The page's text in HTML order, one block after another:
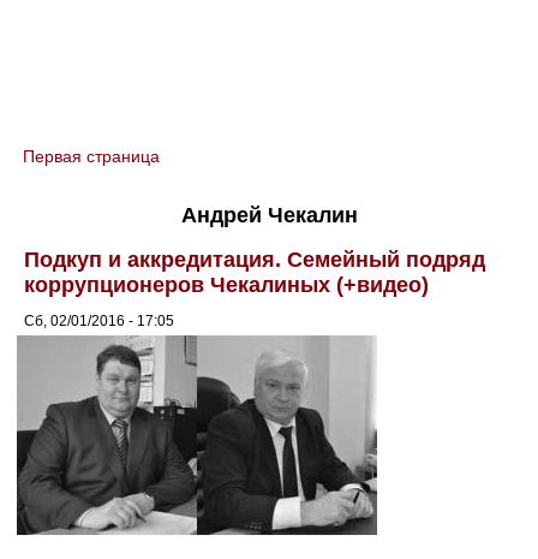
You are here
Первая страница
Андрей Чекалин
Подкуп и аккредитация. Семейный подряд
коррупционеров Чекалиных (+видео)
Сб, 02/01/2016 - 17:05